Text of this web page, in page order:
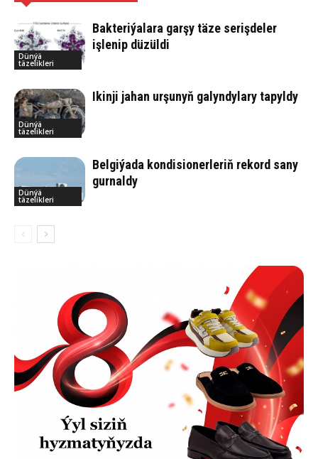
Dünýä
täzelikleri
Bakteriýalara garşy täze serişdeler
işlenip düzüldi
Dünýä
täzelikleri
Ikinji jahan urşunyň galyndylary tapyldy
Dünýä
täzelikleri
Belgiýada kondisionerleriň rekord sany
gurnaldy